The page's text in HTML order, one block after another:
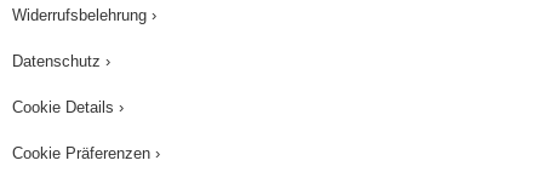
Widerrufsbelehrung ›
Datenschutz ›
Cookie Details ›
Cookie Präferenzen ›